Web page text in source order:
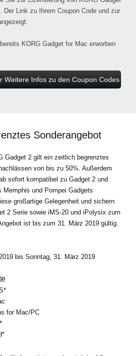
Der Link zu Ihrem Coupon Code und zur
KORG Gadget for Mac erworben
Weitere Infos zu den Coupon Codes
Sonderangebot
Gadget 2 gilt ein zeitlich begrenztes
von bis zu 50%. Außerdem
sofort kompatibel zu Gadget 2 und
Memphis und Pompei Gadgets
großartige Gelegenheit und sichern
2 Serie sowie iMS-20 und iPolysix zum
ist bis zum 31. März 2019 gültig.
bis Sonntag, 31. März 2019
for Mac/PC